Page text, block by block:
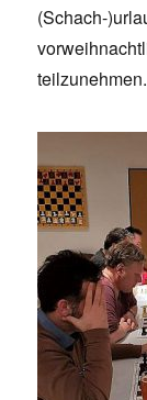
(Schach-
teilzunehmen.